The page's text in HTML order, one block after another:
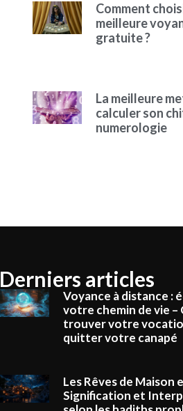
Comment
meilleure
gratuite ?
La meilleure
calculer son
numerologie
Derniers articles
Voyance à distance :
votre chemin de vie –
trouver votre
quitter votre canapé
Les Rêves de Maison
Signification et